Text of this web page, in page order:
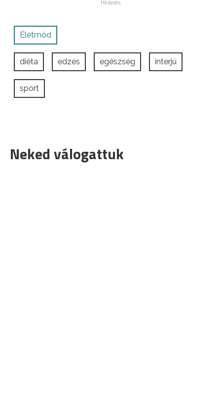
Életmód
diéta edzés egészség interjú
sport
Neked válogattuk